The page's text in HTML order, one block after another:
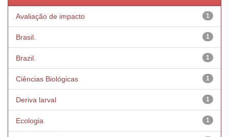
1
Avaliação de impacto
1
Brasil.
1
Brazil.
1
Ciências Biológicas
1
Deriva larval
1
Ecologia